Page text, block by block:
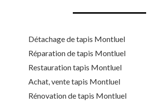
Détachage de tapis Montluel
Réparation de tapis Montluel
Restauration tapis Montluel
Achat, vente tapis Montluel
Rénovation de tapis Montluel